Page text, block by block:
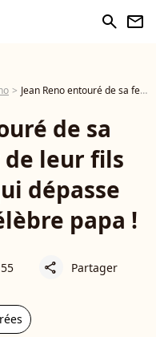
search newsletter
Jean Reno entouré de sa femme Zofia et de leur fils Cielo (16 ans) qui dépasse d'une tête son célèbre papa !
de sa
leur fils
dépasse
papa !
share Partager